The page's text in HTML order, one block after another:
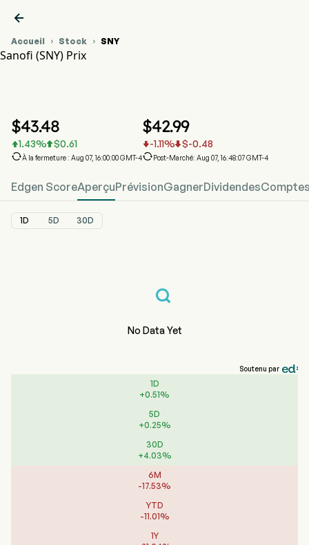

Accueil  Stock  SNY
Sanofi (SNY) Prix
$43.48
1.43% $0.61
À la fermeture : Aug 07, 16:00:00 GMT-4
$42.99
-1.11% $-0.48
Post-Marché: Aug 07, 16:48:07 GMT-4
Edgen ScoreAperçuPrévisionGagnerDividendes
1D 5D 30D
No Data Yet
Soutenu par
1D
+0.51%
5D
+0.25%
30D
+4.03%
6M
-17.53%
YTD
-11.01%
1Y